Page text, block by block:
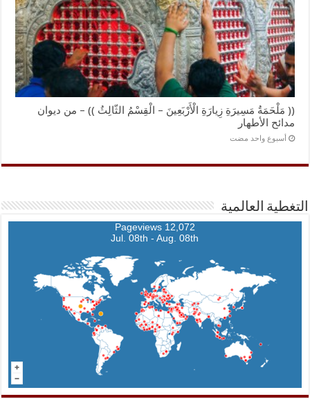
(( مَلْحَمَةُ مَسِيرَةِ زِيارَةِ الْأَرْبَعِينَ – الْقِسْمُ الثّالِثُ )) – من ديوان
مدائح الأطهار
‏أسبوع واحد مضت
التغطية العالمية
12,072 Pageviews
Jul. 08th - Aug. 08th